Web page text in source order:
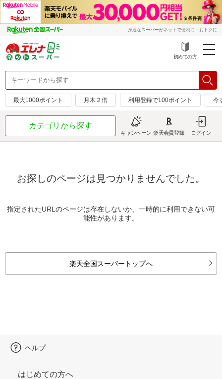
身近なスーパーがネットで便利に・おトクに
初めての方
最大1000ポイント 月木２倍 利用登録で100ポイント 今
カテゴリから探す
キャンペーン 楽天会員登録 ログイン
お探しのページは見つかりませんでした。
指定されたURLのページは存在しないか、一時的に利用できない可
能性があります。
楽天全国スーパートップへ
ヘルプ
はじめての方へ